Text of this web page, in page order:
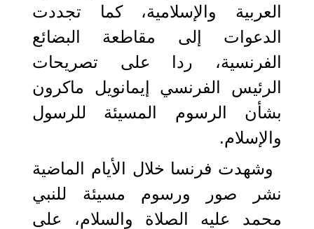
العربية والإسلامية، كما تجددت
الدعوات إلى مقاطعة البضائع
الفرنسية، ردا على تصريحات
الرئيس الفرنسي إيمانويل ماكرون
بشأن الرسوم المسيئة للرسول
والإسلام.
وشهدت فرنسا خلال الأيام الماضية
نشر صور ورسوم مسيئة للنبي
محمد عليه الصلاة والسلام، على